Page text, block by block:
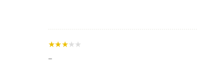
★★★★★